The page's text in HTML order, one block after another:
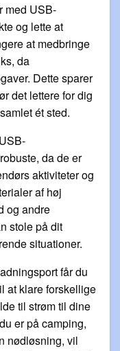
med USB-
og lette at
at medbringe
da
Dette sparer
det lettere for dig
ét sted.
da de er
aktiviteter og
af høj
og andre
stole på dit
situationer.
får du
at klare forskellige
til strøm til dine
er på camping,
nødløsning, vil